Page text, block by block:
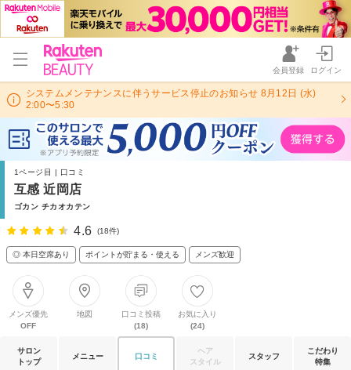
会員登録 ログイン
システムメンテナンスに伴うサービス停止のお知らせ 8月12日 (水)
2:00〜5:30
1ページ目 | 口コミ
互感 近岡店
ゴカン チカオカテン
4.6 (18件)
◎ 本日空席あり ポイントが貯まる・使える メンズ歓迎
メンズ優先
OFF
地図
口コミ投稿
(18)
お気に入り
(24)
サロン
トップ
メニュー 口コミ
ヘア
スタイル
スタッフ
こだわり
特集